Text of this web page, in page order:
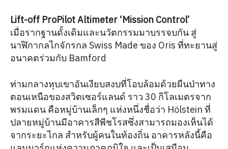
Lift-off ProPilot Altimeter ‘Mission Control’
เมื่อรากฐานดั้งเดิมและนวัตกรรมมาบรรจบกัน สู่
นาฬิกากลไกจักรกล Swiss Made ของ Oris ที่ทะยานสู่
อนาคตร่วมกับ Bamford
ท่ามกลางหุบเขาอันเงียบสงบที่โอบล้อมด้วยผืนป่าทาง
ตอนเหนือของสวิตเซอร์แลนด์ ราว 30 กิโลเมตรจาก
พรมแดน คือหมู่บ้านเล็กๆ แห่งหนึ่งชื่อว่า Hölstein ที่
ปลายหมู่บ้านมีอาคารสีพีชโรสซึ่งสามารถมองเห็นได้
จากระยะไกล สำหรับผู้คนในท้องถิ่น อาคารหลังนี้คือ